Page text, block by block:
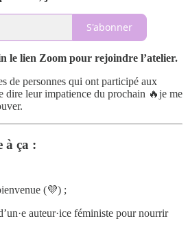
S'abonner
le lien Zoom pour rejoindre l’atelier.
de personnes qui ont participé aux
dire leur impatience du prochain 🔥je me
à ça :
(💜) ;
auteur·ice féministe pour nourrir